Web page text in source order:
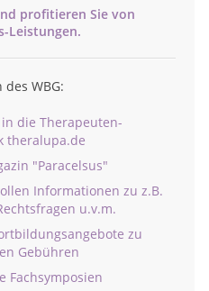
profitieren Sie von
Leistungen.
WBG:
die Therapeuten-
theralupa.de
"Paracelsus"
Informationen zu z.B.
u.v.m.
zu
Gebühren
Fachsymposien